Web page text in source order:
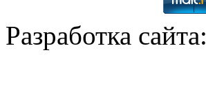
Разработка сайта: